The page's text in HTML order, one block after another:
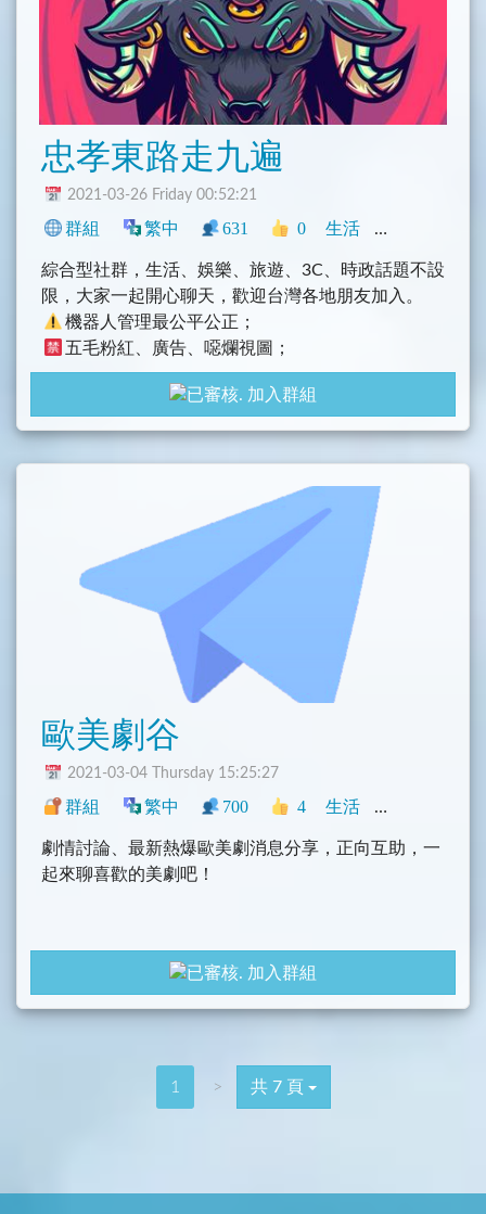
忠孝東路走九遍
2021-03-26 Friday 00:52:21
群組 繁中 631 0 生活 中文圈
綜合型社群，生活、娛樂、旅遊、3C、時政話題不設
限，大家一起開心聊天，歡迎台灣各地朋友加入。
機器人管理最公平公正；
五毛粉紅、廣告、噁爛視圖；
語言包/導航索引/GIF貼圖
加入群組
歐美劇谷
2021-03-04 Thursday 15:25:27
群組 繁中 700 4 生活 中文圈
劇情討論、最新熱爆歐美劇消息分享，正向互助，一
起來聊喜歡的美劇吧！
加入群組
1 > 共 7 頁